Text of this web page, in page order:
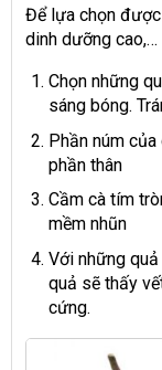
Để lựa chọn
dinh dưỡng cao,…
Chọn những
sáng bóng.
Phần núm
phần thân
Cầm cà tím
mềm nhũn
Với những
quả sẽ thấy
cứng.